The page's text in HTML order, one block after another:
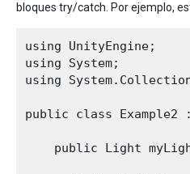
bloques try/catch. Por ejemplo,
using UnityEngine;
using System;
using
public class Example2
public Light